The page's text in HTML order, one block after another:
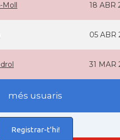
Moll 18 ABR
05 ABR
31 MAR
més usuaris
Registrar-t'hi!